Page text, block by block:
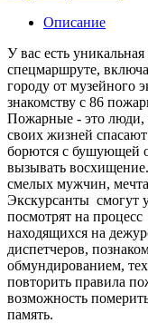
Описание
У вас есть
спецмаршруте,
городу от музейного
знакомству с 86
Пожарные - это люди,
своих жизней
борются с бушующей
вызывать
смелых мужчин,
Экскурсанты смогут
посмотрят на
находящихся на
диспетчеров,
обмундированием,
повторить правила
возможность
память.